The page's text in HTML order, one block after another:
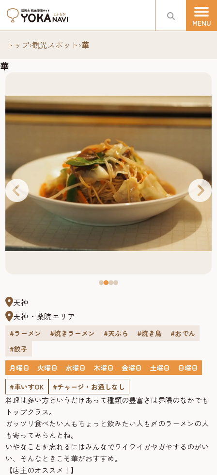
トップ›観光スポット›華
華
天神
天神・薬院エリア
#ラーメン #焼きラーメン #天ぷら #焼き鳥
#おでん
#餃子
月曜日
火曜日 水曜日 木曜日 金曜日 土曜日
日曜日
#車いすOK
#チャージ・お通しなし
料理は多い方というだけあって種類の豊富さは界隈のなかでも
トップクラス。
ガッツリ食べたい人もちょっと飲みたい人も〆のラーメンの人
も寄ってみらんとね。
いやなことを忘れるにはみんなでワイワイガヤガヤするのがい
い、そんなときこそ華がおすすめ。
【店主のオススメ！】